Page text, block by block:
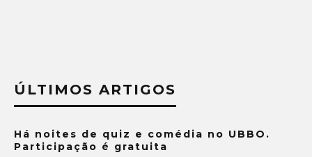
ÚLTIMOS ARTIGOS
Há noites de quiz e comédia no UBBO.
Participação é gratuita